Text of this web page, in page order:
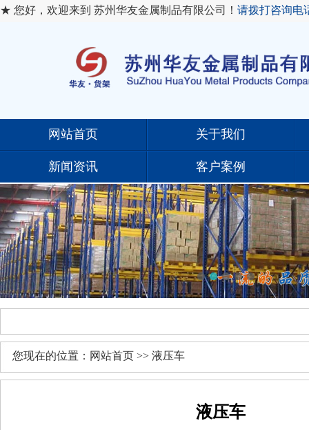
★ 您好，欢迎来到 苏州华友金属制品有限公司！ 请拨打咨询电
网站首页 关于我们
新闻资讯 客户案例
您现在的位置：网站首页 >> 液压车
液压车